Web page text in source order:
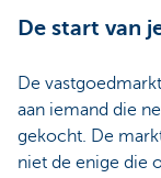
De start van
De
aan iemand die
gekocht. De
niet de enige die